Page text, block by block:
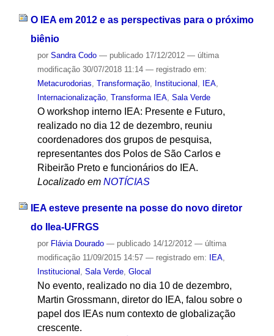
O IEA em 2012 e as perspectivas para o próximo
biênio
por Sandra Codo — publicado17/12/2012 — última
modificação30/07/2018 11:14 — registrado em:
Metacurodorias, Transformação, Institucional , IEA,
Internacionalização, Transforma IEA, Sala Verde
O workshop interno IEA: Presente e Futuro,
realizado no dia 12 de dezembro, reuniu
coordenadores dos grupos de pesquisa,
representantes dos Polos de São Carlos e
Ribeirão Preto e funcionários do IEA.
Localizado em NOTÍCIAS
IEA esteve presente na posse do novo diretor
do Ilea-UFRGS
por Flávia Dourado — publicado14/12/2012 — última
modificação11/09/2015 14:57 — registrado em: IEA,
Institucional , Sala Verde, Glocal
No evento, realizado no dia 10 de dezembro,
Martin Grossmann, diretor do IEA, falou sobre o
papel dos IEAs num contexto de globalização
crescente.